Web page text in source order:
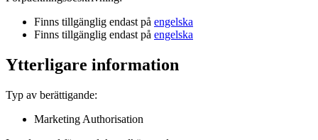
Finns tillgänglig endast på engelska
Finns tillgänglig endast på engelska
Ytterligare information
Typ av berättigande:
Marketing Authorisation